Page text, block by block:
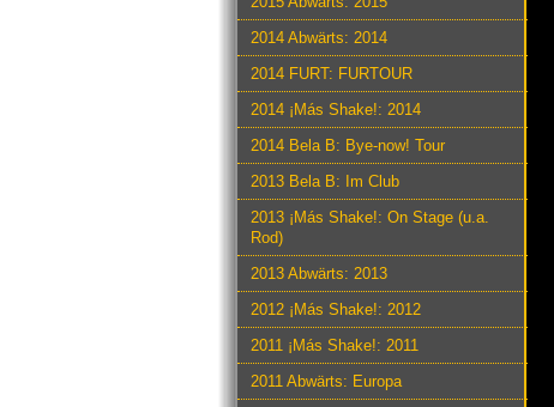
2014 Abwärts: 2014
2014 FURT: FURTOUR
2014 ¡Más Shake!: 2014
2014 Bela B: Bye-now! Tour
2013 Bela B: Im Club
2013 ¡Más Shake!: On Stage (u.a.
Rod)
2013 Abwärts: 2013
2012 ¡Más Shake!: 2012
2011 ¡Más Shake!: 2011
2011 Abwärts: Europa